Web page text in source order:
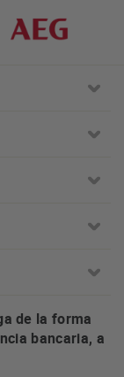
de la forma
bancaria, a